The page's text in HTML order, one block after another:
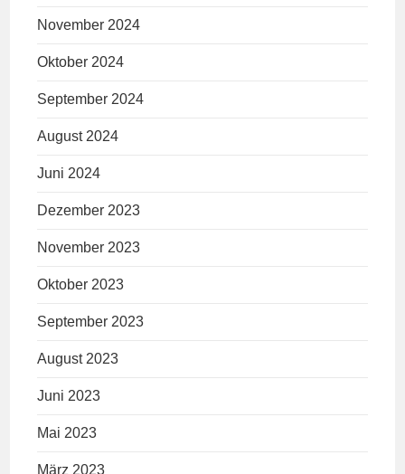
November 2024
Oktober 2024
September 2024
August 2024
Juni 2024
Dezember 2023
November 2023
Oktober 2023
September 2023
August 2023
Juni 2023
Mai 2023
März 2023